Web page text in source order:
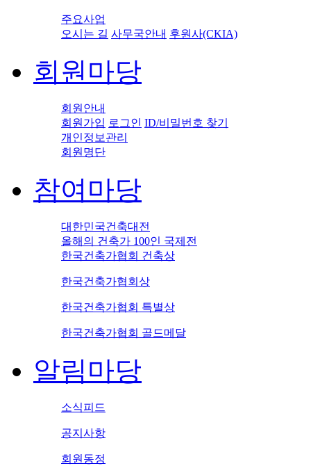
주요사업
오시는 길 사무국안내 후원사(CKIA)
회원마당
회원안내
회원가입 로그인 ID/비밀번호 찾기
개인정보관리
회원명단
참여마당
대한민국건축대전
올해의 건축가 100인 국제전
한국건축가협회 건축상
한국건축가협회상
한국건축가협회 특별상
한국건축가협회 골드메달
알림마당
소식피드
공지사항
회원동정